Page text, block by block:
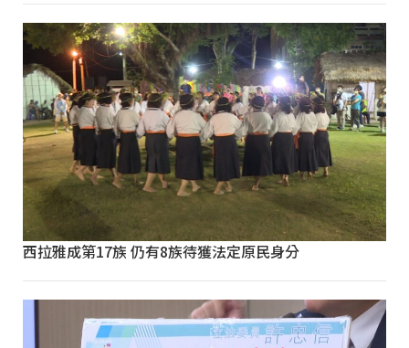
西拉雅成第17族 仍有8族待獲法定原民身分